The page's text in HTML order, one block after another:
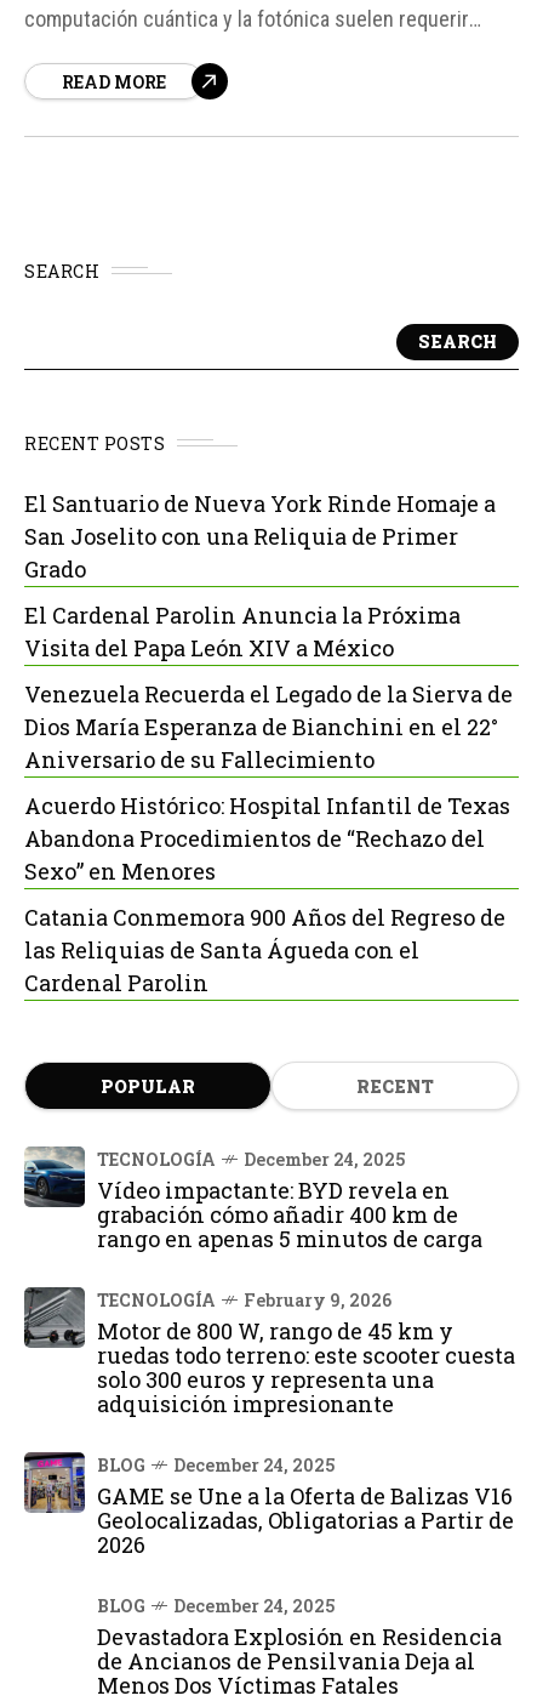
computación cuántica y la fotónica suelen requerir
embargo, un equipo de la Universidad de Monash en
READ MORE
SEARCH
SEARCH
RECENT POSTS
El Santuario de Nueva York Rinde Homaje a
San Joselito con una Reliquia de Primer
Grado
El Cardenal Parolin Anuncia la Próxima
Visita del Papa León XIV a México
Venezuela Recuerda el Legado de la Sierva de
Dios María Esperanza de Bianchini en el 22°
Aniversario de su Fallecimiento
Acuerdo Histórico: Hospital Infantil de Texas
Abandona Procedimientos de “Rechazo del
Sexo” en Menores
Catania Conmemora 900 Años del Regreso de
las Reliquias de Santa Águeda con el
Cardenal Parolin
POPULAR RECENT
TECNOLOGÍA December 24, 2025
Vídeo impactante: BYD revela en
grabación cómo añadir 400 km de
rango en apenas 5 minutos de carga
TECNOLOGÍA February 9, 2026
Motor de 800 W, rango de 45 km y
ruedas todo terreno: este scooter cuesta
solo 300 euros y representa una
adquisición impresionante
BLOG December 24, 2025
GAME se Une a la Oferta de Balizas V16
Geolocalizadas, Obligatorias a Partir de
2026
BLOG December 24, 2025
Devastadora Explosión en Residencia
de Ancianos de Pensilvania Deja al
Menos Dos Víctimas Fatales